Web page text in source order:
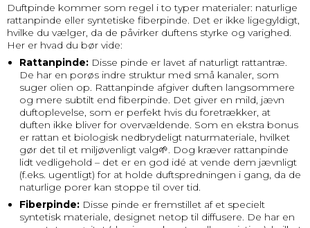
Duftpinde kommer som regel i to typer materialer: naturlige
rattanpinde eller syntetiske fiberpinde. Det er ikke ligegyldigt,
hvilke du vælger, da de påvirker duftens styrke og varighed.
Her er hvad du bør vide:
Rattanpinde:Disse pinde er lavet af naturligt rattantræ.
De har en porøs indre struktur med små kanaler, som
suger olien op. Rattanpinde afgiver duften langsommere
og mere subtilt end fiberpinde. Det giver en mild, jævn
duftoplevelse, som er perfekt hvis du foretrækker, at
duften ikke bliver for overvældende. Som en ekstra bonus
er rattan et biologisk nedbrydeligt naturmateriale, hvilket
gør det til et miljøvenligt valg🌱. Dog kræver rattanpinde
lidt vedligehold – det er en god idé at vende dem jævnligt
(f.eks. ugentligt) for at holde duftspredningen i gang, da de
naturlige porer kan stoppe til over tid.
Fiberpinde:Disse pinde er fremstillet af et specielt
syntetisk materiale, designet netop til diffusere. De har en